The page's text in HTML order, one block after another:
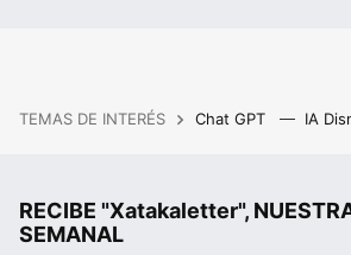
TEMAS DE INTERÉS Chat GPT IA
RECIBE "Xatakaletter",
SEMANAL